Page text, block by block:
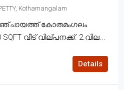
Kothamangalam
കോതമംഗലം
വീട് വില്പനക്ക്. 2.വില...
Details